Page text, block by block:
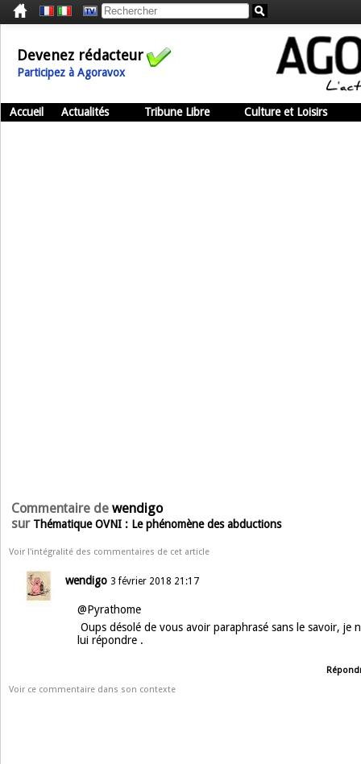
Devenez rédacteur
Participez à Agoravox
Accueil Actualités Tribune Libre Culture et Loisirs
Commentaire de wendigo
sur Thématique OVNI : Le phénomène des abductions
Voir l'intégralité des commentaires de cet article
wendigo 3 février 2018 21:17
@Pyrathome
Oups désolé de vous avoir paraphrasé sans le savoir, je
lui répondre .
Voir ce commentaire dans son contexte